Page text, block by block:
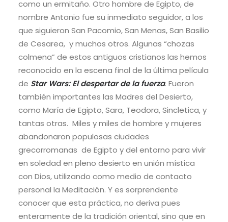
como un ermitaño. Otro hombre de Egipto, de
nombre Antonio fue su inmediato seguidor, a los
que siguieron San Pacomio, San Menas, San Basilio
de Cesarea, y muchos otros. Algunas “chozas
colmena” de estos antiguos cristianos las hemos
reconocido en la escena final de la última película
de Star Wars: El despertar de la fuerza. Fueron
también importantes las Madres del Desierto,
como María de Egipto, Sara, Teodora, Sincletica, y
tantas otras. Miles y miles de hombre y mujeres
abandonaron populosas ciudades
grecorromanas de Egipto y del entorno para vivir
en soledad en pleno desierto en unión mística
con Dios, utilizando como medio de contacto
personal la Meditación. Y es sorprendente
conocer que esta práctica, no deriva pues
enteramente de la tradición oriental, sino que en